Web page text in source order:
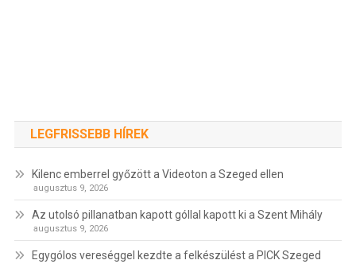
LEGFRISSEBB HÍREK
Kilenc emberrel győzött a Videoton a Szeged ellen
augusztus 9, 2026
Az utolsó pillanatban kapott góllal kapott ki a Szent Mihály
augusztus 9, 2026
Egygólos vereséggel kezdte a felkészülést a PICK Szeged